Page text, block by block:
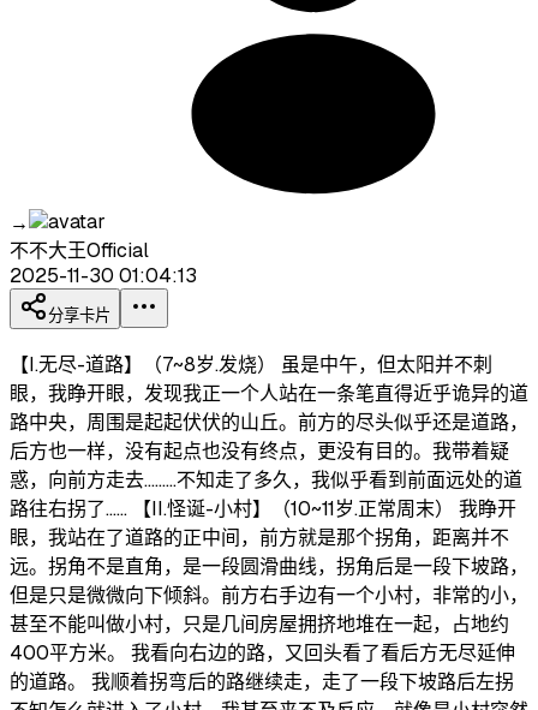
→
不不大王Official
2025-11-30 01:04:13
分享卡片
【I.无尽-道路】（7~8岁.发烧） 虽是中午，但太阳并不刺
眼，我睁开眼，发现我正一个人站在一条笔直得近乎诡异的道
路中央，周围是起起伏伏的山丘。前方的尽头似乎还是道路，
后方也一样，没有起点也没有终点，更没有目的。我带着疑
惑，向前方走去………不知走了多久，我似乎看到前面远处的道
路往右拐了…… 【II.怪诞-小村】（10~11岁.正常周末） 我睁开
眼，我站在了道路的正中间，前方就是那个拐角，距离并不
远。拐角不是直角，是一段圆滑曲线，拐角后是一段下坡路，
但是只是微微向下倾斜。前方右手边有一个小村，非常的小，
甚至不能叫做小村，只是几间房屋拥挤地堆在一起，占地约
400平方米。 我看向右边的路，又回头看了看后方无尽延伸
的道路。 我顺着拐弯后的路继续走，走了一段下坡路后左拐